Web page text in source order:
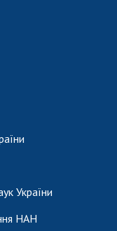
України
НАН